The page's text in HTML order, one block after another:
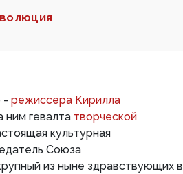
- режиссера Кирилла
ним гевалта творческой
культурная
Союза
из ныне здравствующих в